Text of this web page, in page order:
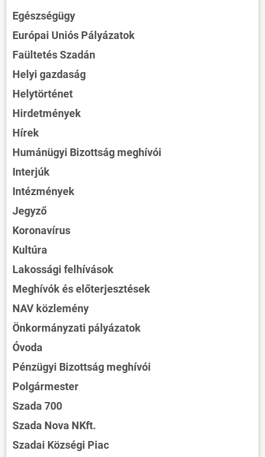
Egészségügy
Európai Uniós Pályázatok
Faültetés Szadán
Helyi gazdaság
Helytörténet
Hirdetmények
Hírek
Humánügyi Bizottság meghívói
Interjúk
Intézmények
Jegyző
Koronavírus
Kultúra
Lakossági felhívások
Meghívók és előterjesztések
NAV közlemény
Önkormányzati pályázatok
Óvoda
Pénzügyi Bizottság meghívói
Polgármester
Szada 700
Szada Nova NKft.
Szadai Községi Piac